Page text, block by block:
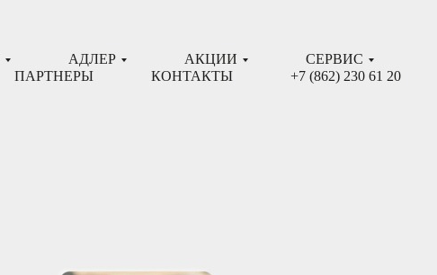
АДЛЕР АКЦИИ
СЕРВИС
ПАРТНЕРЫ КОНТАКТЫ +7 (862) 230 61 20